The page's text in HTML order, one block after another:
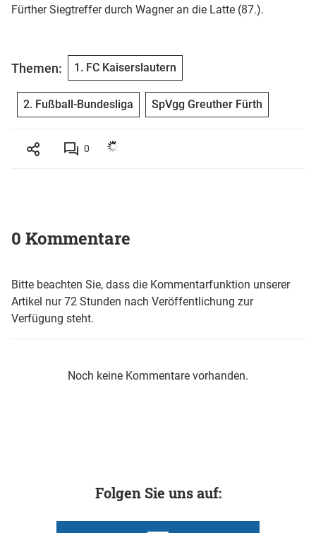
Fürther Siegtreffer durch Wagner an die Latte (87.).
Themen: 1. FC Kaiserslautern
2. Fußball-Bundesliga SpVgg Greuther Fürth
0
0 Kommentare
Bitte beachten Sie, dass die Kommentarfunktion unserer
Artikel nur 72 Stunden nach Veröffentlichung zur
Verfügung steht.
Noch keine Kommentare vorhanden.
Folgen Sie uns auf: